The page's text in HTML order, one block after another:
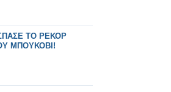
ΤΟ ΡΕΚΟΡ
ΜΠΟΥΚΟΒΙ!